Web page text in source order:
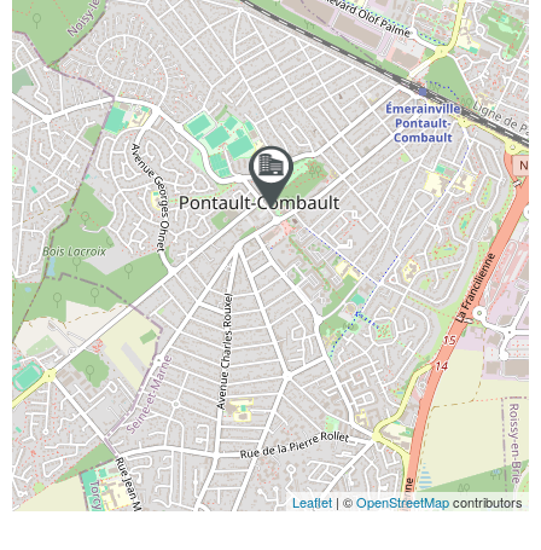
Leaflet | ©OpenStreetMapcontributors